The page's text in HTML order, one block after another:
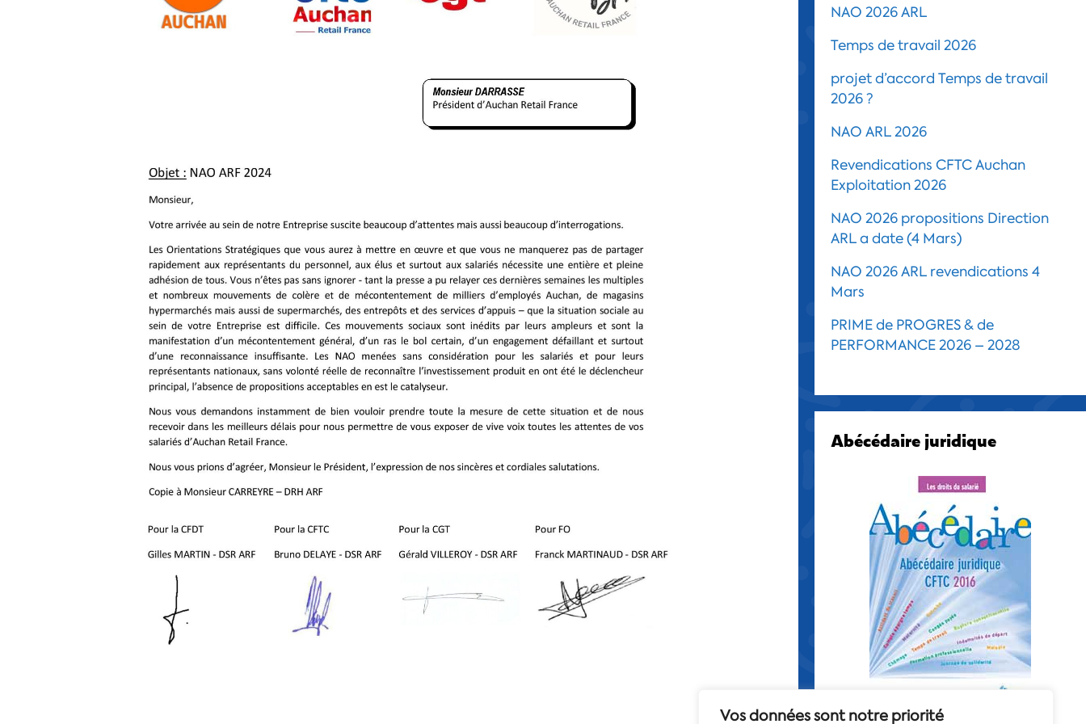
Vos données sont notre priorité
NAO 2026 ARL
Temps de travail 2026
projet d’accord Temps de travail
2026 ?
NAO ARL 2026
Revendications CFTC Auchan
Exploitation 2026
NAO 2026 propositions Direction
ARL a date (4 Mars)
NAO 2026 ARL revendications 4
Mars
PRIME de PROGRES & de
PERFORMANCE 2026 – 2028
Abécédaire juridique